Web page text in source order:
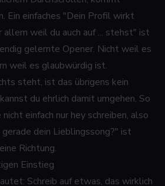
Ein einfaches "Dein Profil wirkt
allem weil du auch auf ... stehst" ist
gelernte Opener. Nicht weil es
weil es glaubwürdig ist.
steht, ist das übrigens kein
du ehrlich damit umgehen. So
einfach nur hey schreiben, also
dein Lieblingssong?" ist
Richtung.
Einstieg
Schreib auf etwas, das wirklich